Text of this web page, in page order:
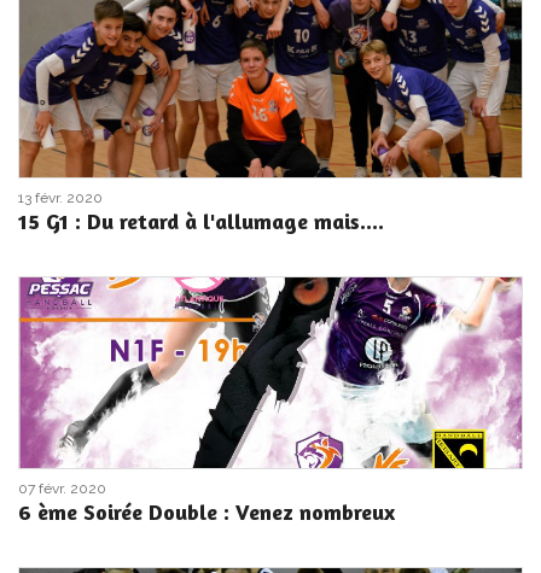
13 févr. 2020
15 G1 : Du retard à l'allumage mais....
07 févr. 2020
6 ème Soirée Double : Venez nombreux